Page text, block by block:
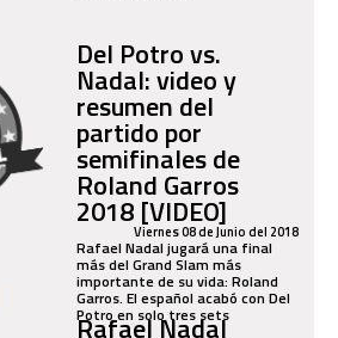
Del Potro vs.
Nadal: video y
resumen del
partido por
semifinales de
Roland Garros
2018 [VIDEO]
Viernes 08 de Junio del 2018
Rafael Nadal jugará una final
más del Grand Slam más
importante de su vida: Roland
Garros. El español acabó con Del
Potro en solo tres sets
Rafael Nadal